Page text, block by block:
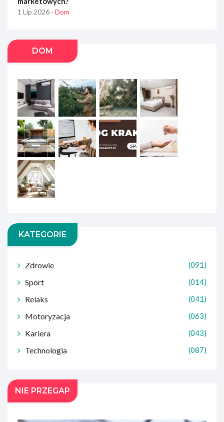
1 Lip 2026 - Dom
DOM
KATEGORIE
Zdrowie (091)
Sport (014)
Relaks (041)
Motoryzacja (063)
Kariera (043)
Technologia (087)
NIE PRZEGAP